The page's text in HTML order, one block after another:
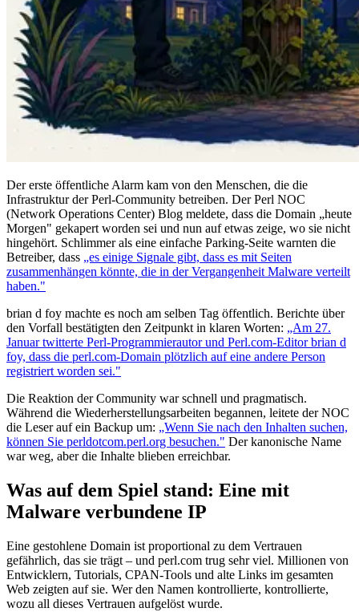
Der erste öffentliche Alarm kam von den Menschen, die die
Infrastruktur der Perl-Community betreiben. Der Perl NOC
(Network Operations Center) Blog meldete, dass die Domain „heute
Morgen" gekapert worden sei und nun auf etwas zeige, wo sie nicht
hingehört. Schlimmer als eine einfache Parking-Seite warnten die
Betreiber, dass „es einige Signale gibt, dass es mit Seiten
zusammenhängen könnte, die in der Vergangenheit Malware verteilt
haben."
brian d foy machte es noch am selben Tag öffentlich. Berichte über
den Vorfall bestätigten den Zeitpunkt in klaren Worten: „Am 27.
Januar twitterte Perl-Programmierautor und Perl.com-Editor brian d
foy, dass die perl.com-Domain plötzlich auf eine andere Person
registriert worden sei."
Die Reaktion der Community war schnell und pragmatisch.
Während die Wiederherstellungsarbeiten begannen, leitete der NOC
die Leser auf ein Backup um: „Wenn Sie nach den Inhalten suchen,
können Sie perldotcom.perl.org besuchen." Der kanonische Name
war weg, aber die Inhalte blieben erreichbar.
Was auf dem Spiel stand: Eine mit
Malware verbundene IP
Eine gestohlene Domain ist proportional zu dem Vertrauen
gefährlich, das sie trägt – und perl.com trug sehr viel. Millionen von
Entwicklern, Tutorials, CPAN-Tools und alte Links im gesamten
Web zeigten auf sie. Wer den Namen kontrollierte, kontrollierte,
wozu all dieses Vertrauen aufgelöst wurde.